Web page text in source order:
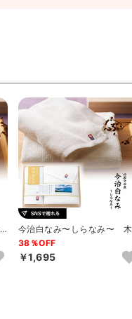
今治白なみ〜しらなみ〜 木
箱入り フェイスタオル1P・
ハ...
38％OFF
￥1,695